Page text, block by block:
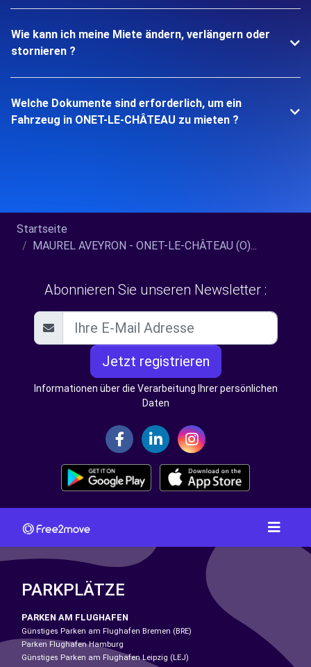
Wie kann ich meine Miete ändern, verlängern oder
stornieren ?
Welche Dokumente sind erforderlich, um ein
Fahrzeug in ONET-LE-CHÂTEAU zu mieten ?
Startseite
MAUREL AVEYRON - ONET-LE-CHÂTEAU (O)...
Abonnieren Sie unseren Newsletter :
Jetzt registrieren
Informationen über die Verarbeitung Ihrer persönlichen
Daten
PARKPLÄTZE
PARKEN AM FLUGHAFEN
Günstiges Parken am Flughafen Bremen (BRE)
Parken Flughafen Hamburg
Günstiges Parken am Flughafen Leipzig (LEJ)